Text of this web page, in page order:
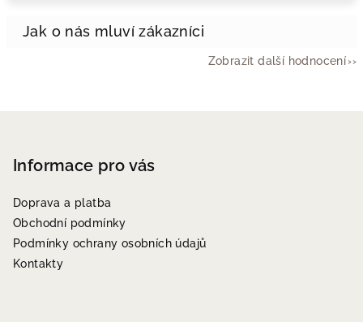
Zobrazit další hodnocení
Informace pro vás
Doprava a platba
Obchodní podmínky
Podmínky ochrany osobních údajů
Kontakty